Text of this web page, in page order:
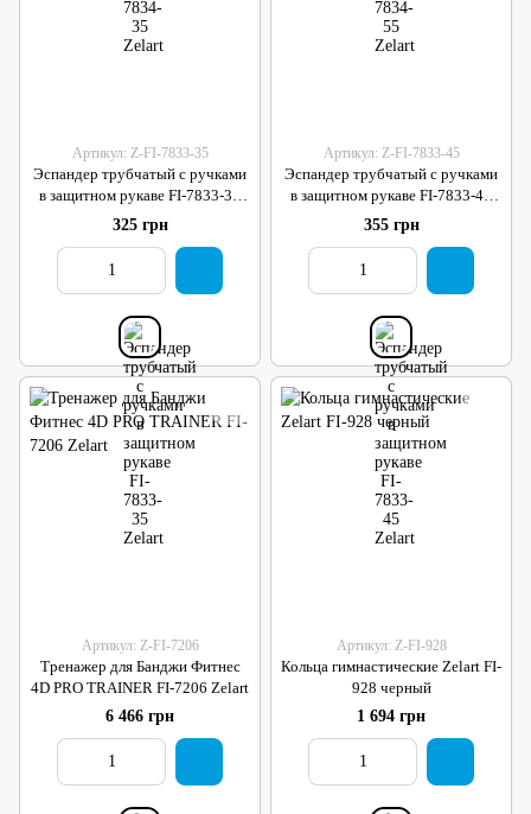
Артикул: Z-FI-7833-35
Эспандер трубчатый с ручками
в защитном рукаве FI-7833-35
Zelart
325 грн
Артикул: Z-FI-7833-45
Эспандер трубчатый с ручками
в защитном рукаве FI-7833-45
Zelart
355 грн
Артикул: Z-FI-7206
Тренажер для Банджи Фитнес
4D PRO TRAINER FI-7206 Zelart
6 466 грн
Артикул: Z-FI-928
Кольца гимнастические Zelart FI-
928 черный
1 694 грн